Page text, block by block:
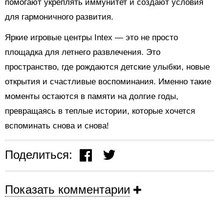
помогают укреплять иммунитет и создают условия
для гармоничного развития.
Яркие игровые центры Intex — это не просто
площадка для летнего развлечения. Это
пространство, где рождаются детские улыбки, новые
открытия и счастливые воспоминания. Именно такие
моменты остаются в памяти на долгие годы,
превращаясь в теплые истории, которые хочется
вспоминать снова и снова!
Поделиться:
Показать комментарии